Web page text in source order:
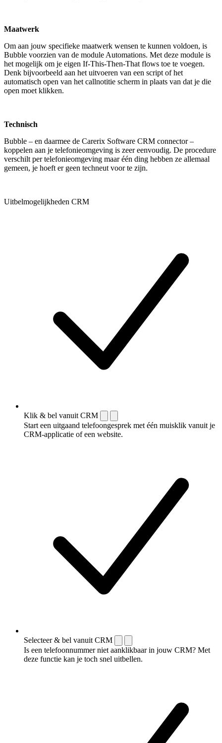
Maatwerk
Om aan jouw specifieke maatwerk wensen te kunnen voldoen, is
Bubble voorzien van de module Automations. Met deze module is
het mogelijk om je eigen If-This-Then-That flows toe te voegen.
Denk bijvoorbeeld aan het uitvoeren van een script of het
automatisch open van het callnotitie scherm in plaats van dat je die
open moet klikken.
Technisch
Bubble – en daarmee de Carerix Software CRM connector –
koppelen aan je telefonieomgeving is zeer eenvoudig. De procedure
verschilt per telefonieomgeving maar één ding hebben ze allemaal
gemeen, je hoeft er geen techneut voor te zijn.
Uitbelmogelijkheden CRM
Klik & bel vanuit CRM
Start een uitgaand telefoongesprek met één muisklik vanuit je
CRM-applicatie of een website.
Selecteer & bel vanuit CRM
Is een telefoonnummer niet aanklikbaar in jouw CRM? Met
deze functie kan je toch snel uitbellen.